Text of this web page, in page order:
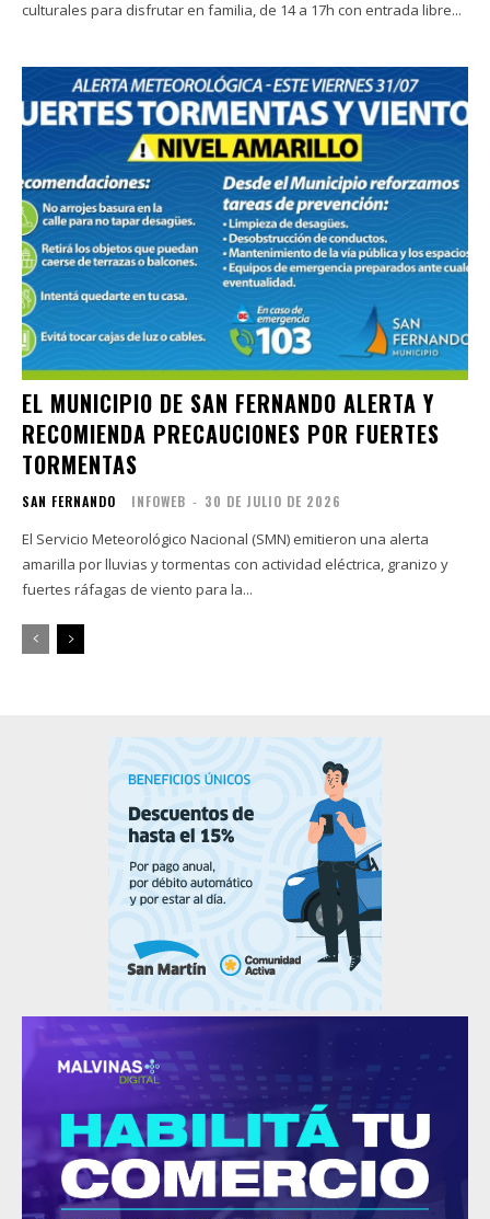
culturales para disfrutar en familia, de 14 a 17h con entrada libre...
EL MUNICIPIO DE SAN FERNANDO ALERTA Y
RECOMIENDA PRECAUCIONES POR FUERTES
TORMENTAS
SAN FERNANDO INFOWEB - 30 DE JULIO DE 2026
El Servicio Meteorológico Nacional (SMN) emitieron una alerta
amarilla por lluvias y tormentas con actividad eléctrica, granizo y
fuertes ráfagas de viento para la...